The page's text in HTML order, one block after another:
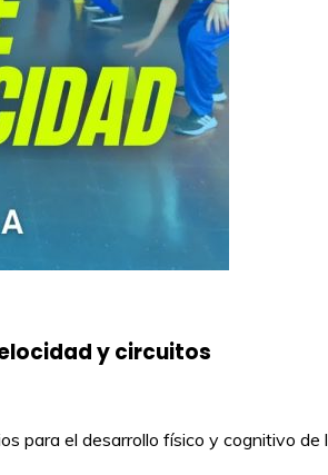
y circuitos
para el desarrollo físico y cognitivo